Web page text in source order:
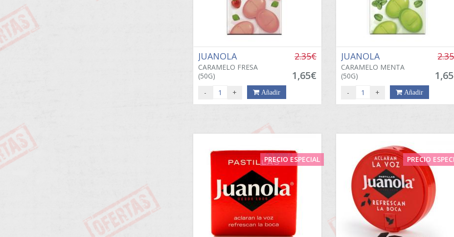
JUANOLA
CARAMELO FRESA
(50G)
2.35€
1,65€
- + Añadir
JUANOLA
CARAMELO MENTA
(50G)
- + Añadir
PRECIO ESPECIAL PRECIO